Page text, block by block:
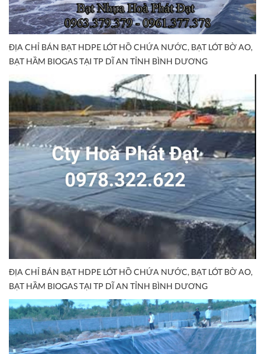
ĐỊA CHỈ BÁN BẠT HDPE LÓT HỒ CHỨA NƯỚC, BẠT LÓT BỜ AO,
BẠT HẦM BIOGAS TẠI TP DĨ AN TỈNH BÌNH DƯƠNG
ĐỊA CHỈ BÁN BẠT HDPE LÓT HỒ CHỨA NƯỚC, BẠT LÓT BỜ AO,
BẠT HẦM BIOGAS TẠI TP DĨ AN TỈNH BÌNH DƯƠNG